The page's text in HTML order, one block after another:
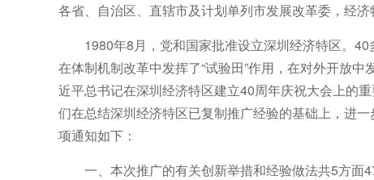
各省、自治区、直辖市及计划单列市发展改革委，经济
1980年8月，党和国家批准设立深圳经济特区。
在体制机制改革中发挥了“试验田”作用，在对外开放
近平总书记在深圳经济特区建立40周年庆祝大会上的
们在总结深圳经济特区已复制推广经验的基础上，进
项通知如下：
一、本次推广的有关创新举措和经验做法共5方面